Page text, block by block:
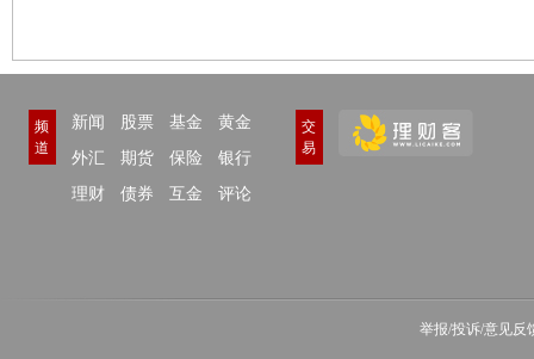
频
道
新闻 股票 基金
黄金
外汇
期货 保险
银行
理财
债券 互金 评论
交
易
举报/投诉/意见反